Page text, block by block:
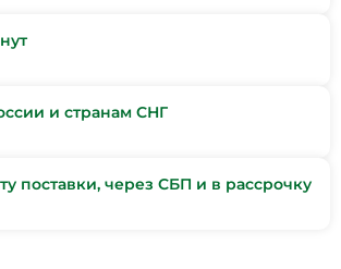
и странам СНГ
поставки, через СБП и в рассрочку